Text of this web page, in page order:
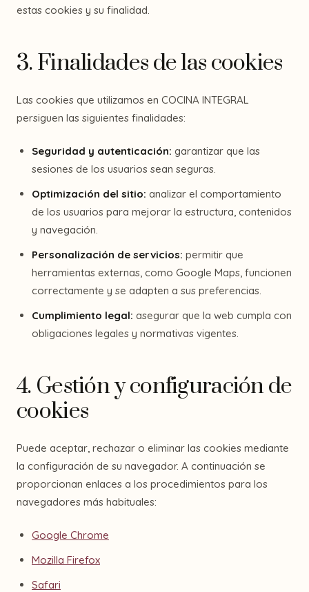
estas cookies y su finalidad.
3. Finalidades de las cookies
Las cookies que utilizamos en COCINA INTEGRAL
persiguen las siguientes finalidades:
Seguridad y autenticación: garantizar que las
sesiones de los usuarios sean seguras.
Optimización del sitio: analizar el comportamiento
de los usuarios para mejorar la estructura, contenidos
y navegación.
Personalización de servicios: permitir que
herramientas externas, como Google Maps, funcionen
correctamente y se adapten a sus preferencias.
Cumplimiento legal: asegurar que la web cumpla con
obligaciones legales y normativas vigentes.
4. Gestión y configuración de
cookies
Puede aceptar, rechazar o eliminar las cookies mediante
la configuración de su navegador. A continuación se
proporcionan enlaces a los procedimientos para los
navegadores más habituales:
Google Chrome
Mozilla Firefox
Safari